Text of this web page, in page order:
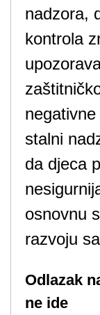
nadzora,
kontrola
stalni
da djeca
osnovnu
razvoju
Odlazak
ne ide